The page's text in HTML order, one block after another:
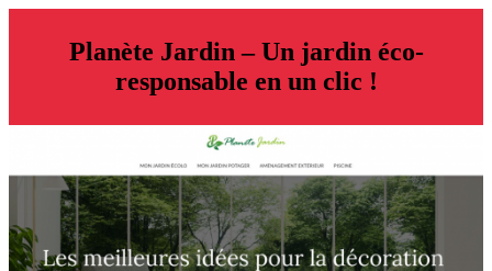
Planète Jardin – Un jardin éco-
responsable en un clic !